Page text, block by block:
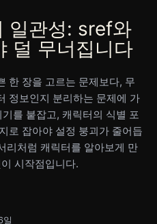
일관성: sref와
덜 무너집니다
한 장을 고르는 문제보다, 무
정보인지 분리하는 문제에 가
를 붙잡고, 캐릭터의 식별 포
로 잡아야 설정 붕괴가 줄어듭
리처럼 캐릭터를 알아보게 만
시작점입니다.
일